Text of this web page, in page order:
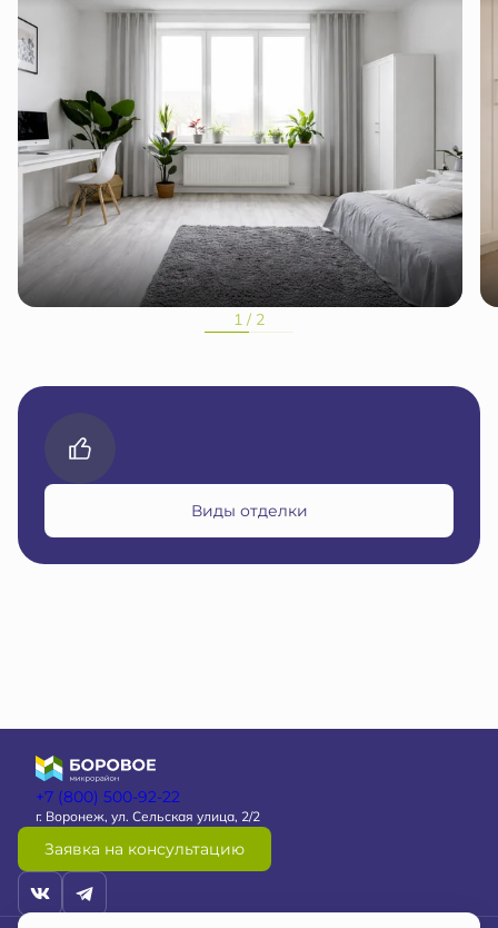
1 / 2
Виды отделки
+7 (800) 500-92-22
г. Воронеж, ул. Сельская улица, 2/2
Заявка на консультацию